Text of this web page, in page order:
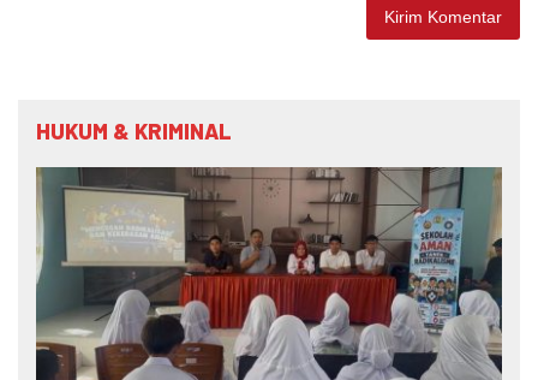
HUKUM & KRIMINAL